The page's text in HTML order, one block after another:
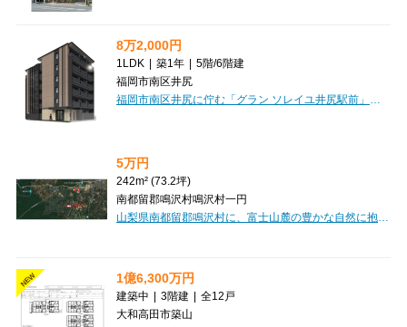
8万2,000円
1LDK | 築1年 | 5階/6階建
福岡市南区井尻
5万円
242m² (73.2坪)
南都留郡鳴沢村鳴沢村一円
NEW 1億6,300万円
建築中 | 3階建 | 全12戸
大和高田市築山